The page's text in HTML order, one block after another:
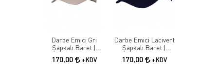
Darbe Emici Gri
Şapkalı Baret |
Koruyucu İş Güvenliği
Bareti
170,00 +KDV
Darbe Emici Lacivert
Şapkalı Baret |
Koruyucu İş Güvenliği
Şapkası
170,00 +KDV